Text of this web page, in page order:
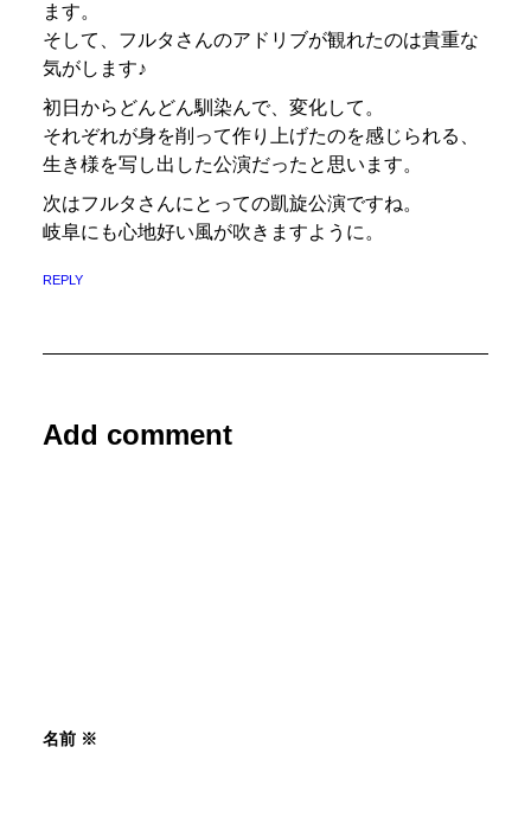
ます。
そして、フルタさんのアドリブが観れたのは貴重な
気がします♪
初日からどんどん馴染んで、変化して。
それぞれが身を削って作り上げたのを感じられる、
生き様を写し出した公演だったと思います。
次はフルタさんにとっての凱旋公演ですね。
岐阜にも心地好い風が吹きますように。
REPLY
Add comment
名前 ※